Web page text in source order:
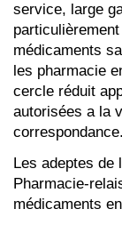
service, large
médicaments
les pharmacie
cercle réduit
autorisées a la
correspondance.
Les adeptes de
Pharmacie-
médicaments